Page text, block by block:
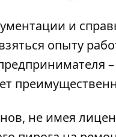
и
опыту
не имея